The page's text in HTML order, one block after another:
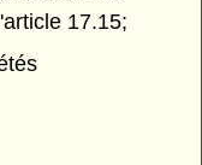
17.15;